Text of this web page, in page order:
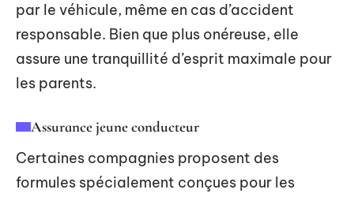
par le véhicule, même en cas d’accident
responsable. Bien que plus onéreuse, elle
assure une tranquillité d’esprit maximale pour
les parents.
Assurance jeune conducteur
Certaines compagnies proposent des
formules spécialement conçues pour les